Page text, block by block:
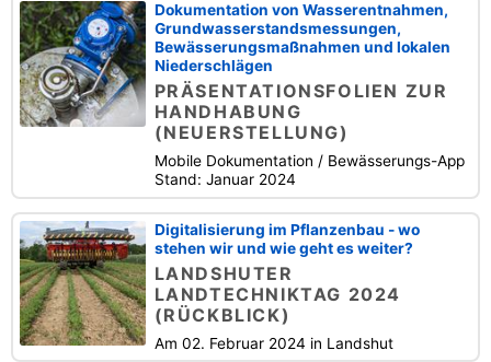
Dokumentation von Wasserentnahmen,
Grundwasserstandsmessungen,
Bewässerungsmaßnahmen und lokalen
Niederschlägen
PRÄSENTATIONSFOLIEN ZUR
HANDHABUNG
(NEUERSTELLUNG)
Mobile Dokumentation / Bewässerungs-App
Stand: Januar 2024
Digitalisierung im Pflanzenbau - wo
stehen wir und wie geht es weiter?
LANDSHUTER
LANDTECHNIKTAG 2024
(RÜCKBLICK)
Am 02. Februar 2024 in Landshut